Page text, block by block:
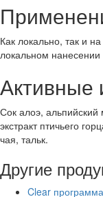
Как локально, так и
локальном
Активные
Сок алоэ,
экстракт птичьего
чая, тальк.
Другие
Clear